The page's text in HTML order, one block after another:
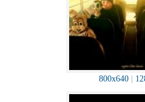
800x640|